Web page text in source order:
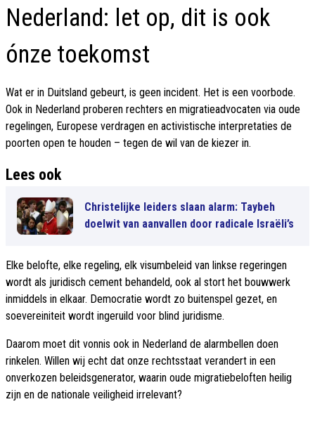
Nederland: let op, dit is ook
ónze toekomst
Wat er in Duitsland gebeurt, is geen incident. Het is een voorbode.
Ook in Nederland proberen rechters en migratieadvocaten via oude
regelingen, Europese verdragen en activistische interpretaties de
poorten open te houden – tegen de wil van de kiezer in.
Lees ook
Christelijke leiders slaan alarm: Taybeh
doelwit van aanvallen door radicale Israëli’s
Elke belofte, elke regeling, elk visumbeleid van linkse regeringen
wordt als juridisch cement behandeld, ook al stort het bouwwerk
inmiddels in elkaar. Democratie wordt zo buitenspel gezet, en
soevereiniteit wordt ingeruild voor blind juridisme.
Daarom moet dit vonnis ook in Nederland de alarmbellen doen
rinkelen. Willen wij echt dat onze rechtsstaat verandert in een
onverkozen beleidsgenerator, waarin oude migratiebeloften heilig
zijn en de nationale veiligheid irrelevant?